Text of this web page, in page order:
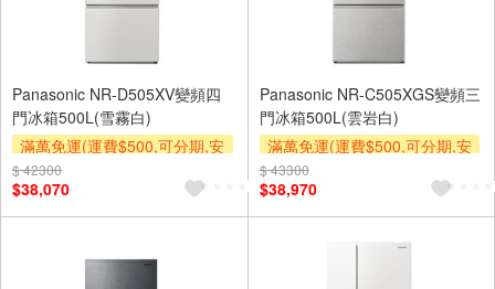
Panasonic NR-D505XV變頻四
門冰箱500L(雪霧白)
滿萬免運(運費$500,可分期,安
裝跨區費另計,單品未滿1萬元
及使用6期以上分期0利率,需付
基本安裝運費)
$ 42300
$38,070
Panasonic NR-C505XGS變頻三
門冰箱500L(雲岩白)
滿萬免運(運費$500,可分期,安
裝跨區費另計,單品未滿1萬元
及使用6期以上分期0利率,需付
基本安裝運費)
$ 43300
$38,970